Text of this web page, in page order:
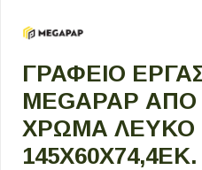
ΓΡΑΦΕΊΟ
MEGAPAP
ΧΡΏΜΑ ΛΕΥΚΌ
145X60X74,4ΕΚ.